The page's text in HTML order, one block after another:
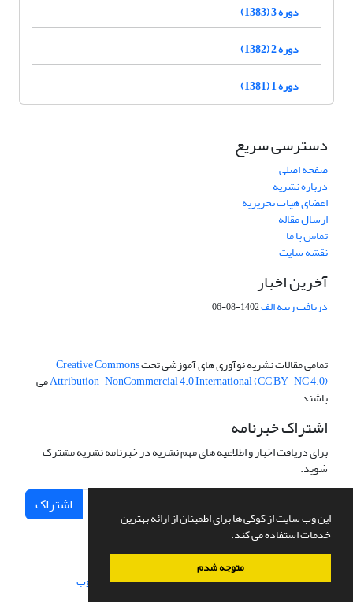
این وب سایت از کوکی ها برای اطمینان از ارائه بهترین
خدمات استفاده می کند.
متوجه شدم
دوره 3 (1383)
دوره 2 (1382)
دوره 1 (1381)
دسترسی سریع
صفحه اصلی
درباره نشریه
اعضای هیات تحریریه
ارسال مقاله
تماس با ما
نقشه سایت
آخرین اخبار
دریافت رتبه الف1402-08-06
تمامی مقالات نشریه نوآوری های آموزشی تحتCreative Commons
Attribution-NonCommercial 4.0 International (CC BY-NC 4.0)می
باشند.
اشتراک خبرنامه
برای دریافت اخبار و اطلاعیه های مهم نشریه در خبرنامه نشریه مشترک
شوید.
اشتراک
سامانه مدیریت نشریات علمی.طراحی و پیاده سازی از سیناوب